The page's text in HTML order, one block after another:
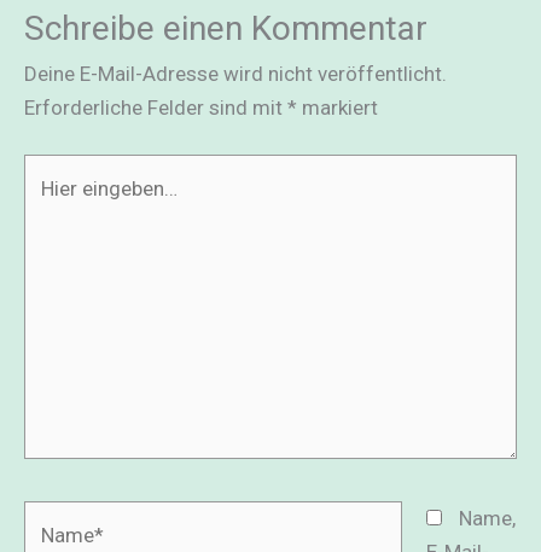
Schreibe einen Kommentar
Deine E-Mail-Adresse wird nicht veröffentlicht.
Erforderliche Felder sind mit * markiert
eingeben…
Name,